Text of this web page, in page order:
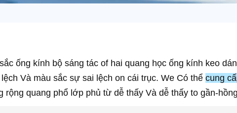
ống kính bộ sáng tác of hai quang học ống kính keo dán
Và màu sắc sự sai lệch on cái trục. We Có thể cung
rộng quang phổ lớp phủ từ dễ thấy Và dễ thấy to gần-